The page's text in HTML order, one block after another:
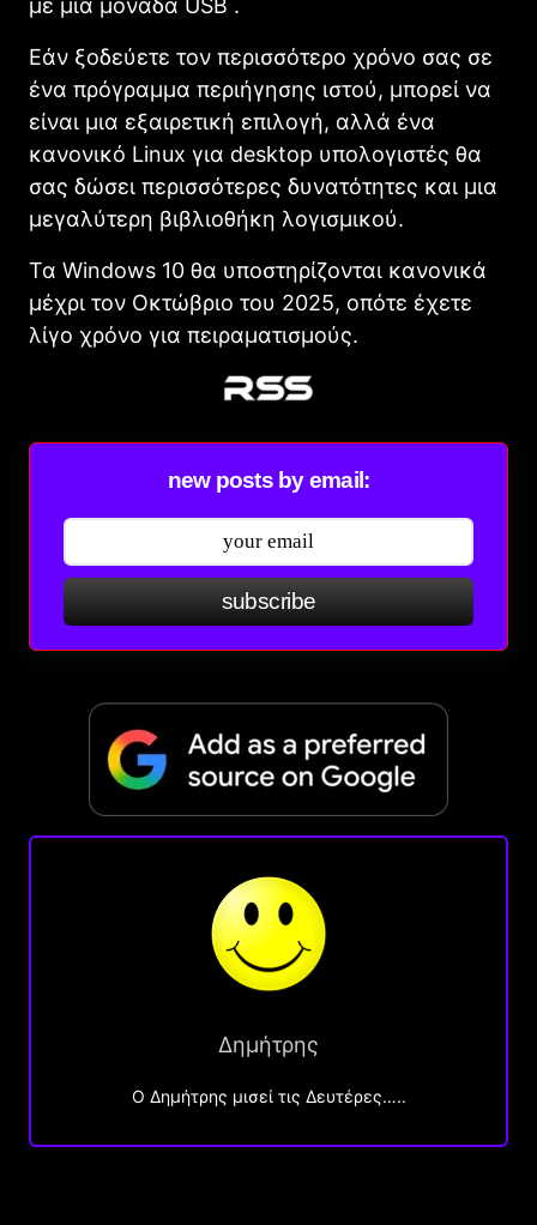
με μια μονάδα USB .
Εάν ξοδεύετε τον περισσότερο χρόνο σας σε
ένα πρόγραμμα περιήγησης ιστού, μπορεί να
είναι μια εξαιρετική επιλογή, αλλά ένα
κανονικό Linux για desktop υπολογιστές θα
σας δώσει περισσότερες δυνατότητες και μια
μεγαλύτερη βιβλιοθήκη λογισμικού.
Τα Windows 10 θα υποστηρίζονται κανονικά
μέχρι τον Οκτώβριο του 2025, οπότε έχετε
λίγο χρόνο για πειραματισμούς.
new posts by email:
subscribe
Δημήτρης
O Δημήτρης μισεί τις Δευτέρες…..